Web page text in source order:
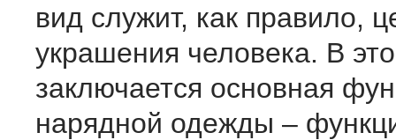
вид служит, как правило,
украшения человека. В
заключается основная
нарядной одежды –